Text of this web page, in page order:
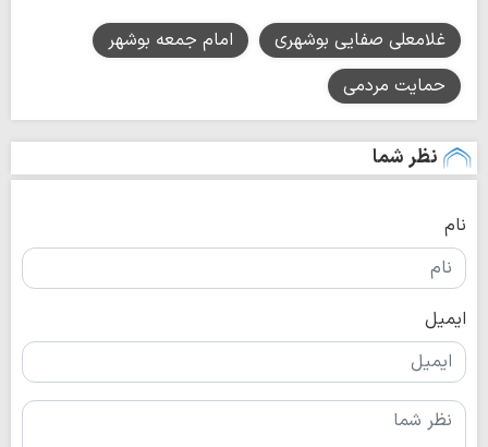
غلامعلی صفایی بوشهری
امام جمعه بوشهر
حمایت مردمی
نظر شما
نام
ایمیل